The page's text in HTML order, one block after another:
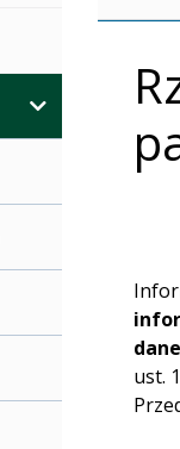
ust.